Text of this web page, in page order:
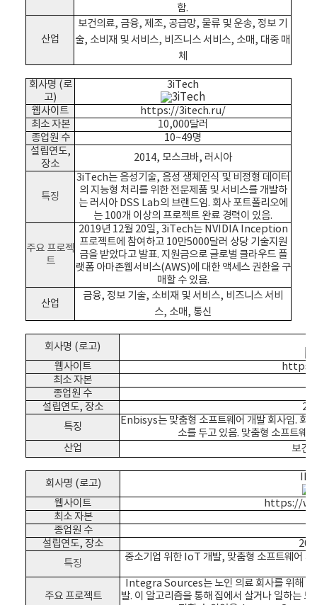
함.
산업
보건의료, 금융, 제조, 공급망, 물류 및 운송, 정보 기
술, 소비재 및 서비스, 비즈니스 서비스, 소매, 대중 매
체
회사명 (로
고)
3iTech
웹사이트
https://3itech.ru/
최소 자본
10,000달러
종업원 수
10~49명
설립연도,
장소
2014, 모스크바, 러시아
특징
3iTech는 음성기술, 음성 생체인식 및 비정형 데이터
의 지능형 처리를 위한 전문제품 및 서비스를 개발하
는 러시아 DSS Lab의 브랜드임. 회사 포트폴리오에
는 100개 이상의 프로젝트 완료 경력이 있음.
주요 프로젝
트
2019년 12월 20일, 3iTech는 NVIDIA Inception
프로젝트에 참여하고 10만5000달러 상당 기술지원
금을 받았다고 발표. 지원금으로 글로벌 클라우드 플
랫폼 아마존웹서비스(AWS)에 대한 액세스 권한을 구
매할 수 있음.
산업
금융, 정보 기술, 소비재 및 서비스, 비즈니스 서비
스, 소매, 통신
회사명 (로고)
웹사이트
최소 자본
종업원 수
설립연도, 장소
특징
Enbisys는 맞춤형 소프트웨어 개발 회사임. 회
소를 두고 있음. 맞춤형 소프트웨
산업
보건,
회사명 (로고)
웹사이트
https://
최소 자본
종업원 수
설립연도, 장소
특징
중소기업 위한 IoT 개발, 맞춤형 소프트웨어
주요 프로젝트
Integra Sources는 노인 의료 회사를 위해
발. 이 알고리즘을 통해 집에서 살거나 일하는